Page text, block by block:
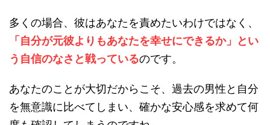
多くの場合、彼はあなたを責めたいわけではなく、
「自分が元彼よりもあなたを幸せにできるか」とい
う自信のなさと戦っているのです。
あなたのことが大切だからこそ、過去の男性と自分
を無意識に比べてしまい、確かな安心感を求めて何